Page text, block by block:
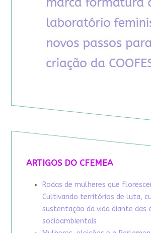
ARTIGOS DO CFEMEA
Rodas de mulheres que
Cultivando territórios de luta,
sustentação da vida diante das
socioambientais